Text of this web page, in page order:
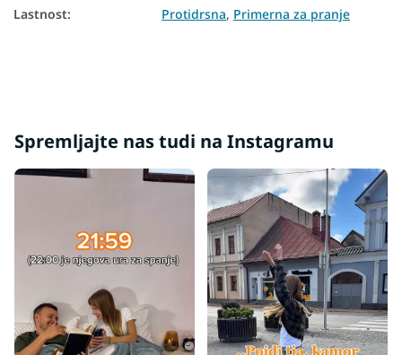
Lastnost: Protidrsna, Primerna za pranje
Spremljajte nas tudi na Instagramu